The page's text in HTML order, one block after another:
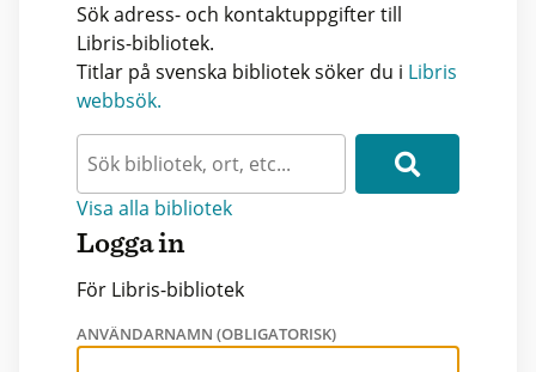
Sök adress- och kontaktuppgifter till
Libris-bibliotek.
Titlar på svenska bibliotek söker du i Libris
webbsök.
Visa alla bibliotek
Logga in
För Libris-bibliotek
ANVÄNDARNAMN (OBLIGATORISK)